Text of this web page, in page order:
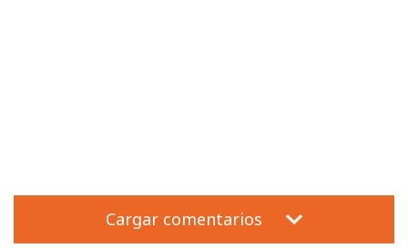
Cargar comentarios